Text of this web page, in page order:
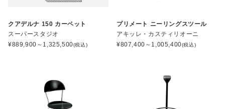
クアデルナ 150 カーペット
スーパースタジオ
¥889,900～1,325,500(税込)
プリメート ニーリングスツール
アキッレ・カスティリオーニ
¥807,400～1,005,400(税込)